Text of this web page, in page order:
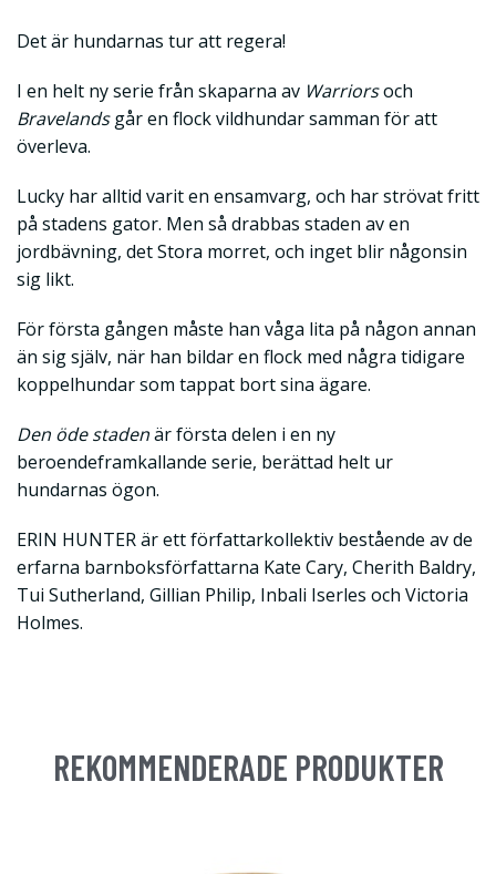
Det är hundarnas tur att regera!
I en helt ny serie från skaparna av Warriorsoch
Bravelandsgår en flock vildhundar samman för att
överleva.
Lucky har alltid varit en ensamvarg, och har strövat fritt
på stadens gator. Men så drabbas staden av en
jordbävning, det Stora morret, och inget blir någonsin
sig likt.
För första gången måste han våga lita på någon annan
än sig själv, när han bildar en flock med några tidigare
koppelhundar som tappat bort sina ägare.
Den öde stadenär första delen i en ny
beroendeframkallande serie, berättad helt ur
hundarnas ögon.
ERIN HUNTER är ett författarkollektiv bestående av de
erfarna barnboksförfattarna Kate Cary, Cherith Baldry,
Tui Sutherland, Gillian Philip, Inbali Iserles och Victoria
Holmes.
REKOMMENDERADE PRODUKTER